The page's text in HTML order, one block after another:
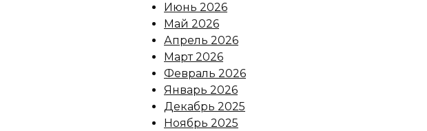
Июнь 2026
Май 2026
Апрель 2026
Март 2026
Февраль 2026
Январь 2026
Декабрь 2025
Ноябрь 2025